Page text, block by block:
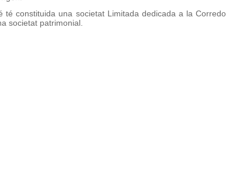
constituida una societat Limitada dedicada a la
societat patrimonial.